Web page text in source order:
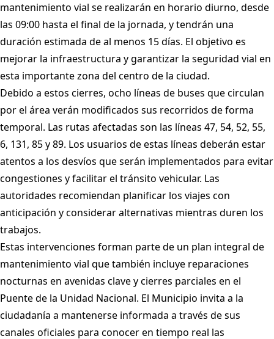
mantenimiento vial se realizarán en horario diurno, desde
las 09:00 hasta el final de la jornada, y tendrán una
duración estimada de al menos 15 días. El objetivo es
mejorar la infraestructura y garantizar la seguridad vial en
esta importante zona del centro de la ciudad.
Debido a estos cierres, ocho líneas de buses que circulan
por el área verán modificados sus recorridos de forma
temporal. Las rutas afectadas son las líneas 47, 54, 52, 55,
6, 131, 85 y 89. Los usuarios de estas líneas deberán estar
atentos a los desvíos que serán implementados para evitar
congestiones y facilitar el tránsito vehicular. Las
autoridades recomiendan planificar los viajes con
anticipación y considerar alternativas mientras duren los
trabajos.
Estas intervenciones forman parte de un plan integral de
mantenimiento vial que también incluye reparaciones
nocturnas en avenidas clave y cierres parciales en el
Puente de la Unidad Nacional. El Municipio invita a la
ciudadanía a mantenerse informada a través de sus
canales oficiales para conocer en tiempo real las